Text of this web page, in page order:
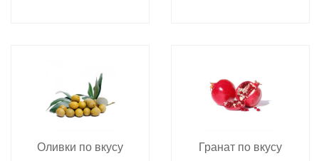
Оливки по вкусу Гранат по вкусу